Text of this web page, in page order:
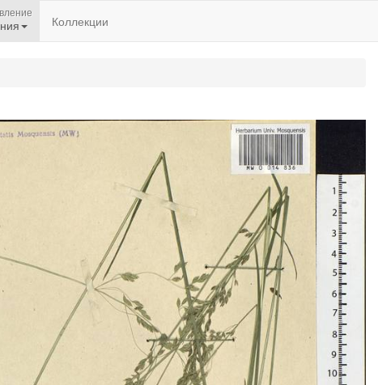
Коллекции